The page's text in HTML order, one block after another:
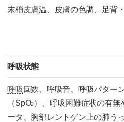
末梢皮膚温、皮膚の色調、足背
呼吸状態
呼吸 回数、呼吸音、呼吸パター
（SpO2 ）、呼吸困難症状の有無
ータ、胸部レントゲン上の肺う